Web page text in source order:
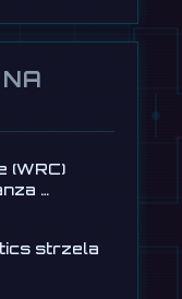
(WRC)
…
strzela